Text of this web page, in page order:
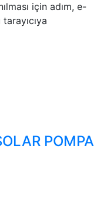
için adım, e-
POMPA